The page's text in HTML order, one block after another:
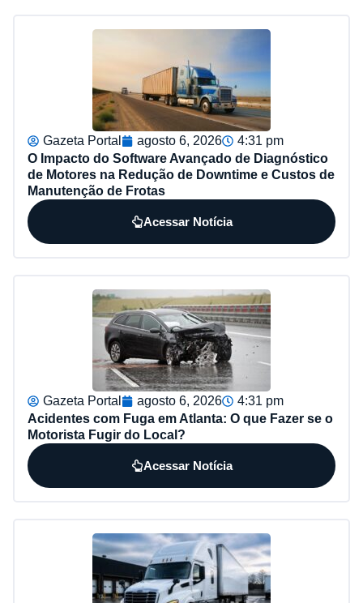
Gazeta Portal agosto 6, 2026
4:31 pm
O Impacto do Software Avançado de Diagnóstico
de Motores na Redução de Downtime e Custos de
Manutenção de Frotas
Acessar Notícia
Gazeta Portal agosto 6, 2026
4:31 pm
Acidentes com Fuga em Atlanta: O que Fazer se o
Motorista Fugir do Local?
Acessar Notícia